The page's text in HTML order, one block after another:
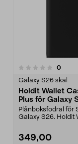
0
Galaxy S26 skal
Holdit Wallet
Plus för Galaxy
Plånboksfodral för
Galaxy S26. Holdit
349,00
5.0 av 5